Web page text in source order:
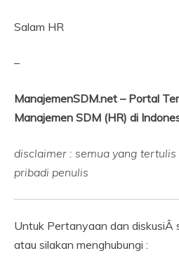
Salam HR
–
ManajemenSDM.net – Portal
Manajemen SDM (HR) di
disclaimer : semua yang
pribadi penulis
Untuk Pertanyaan dan diskusiÂ
atau silakan menghubungi :